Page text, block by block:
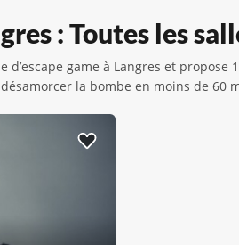
: Toutes les
d’escape game à Langres et
la bombe en moins de